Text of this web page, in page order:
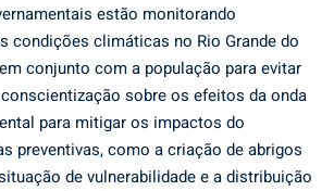
estão monitorando
condições climáticas no Rio Grande do
conjunto com a população para evitar
sobre os efeitos da onda
para mitigar os impactos do
preventivas, como a criação de abrigos
de vulnerabilidade e a distribuição